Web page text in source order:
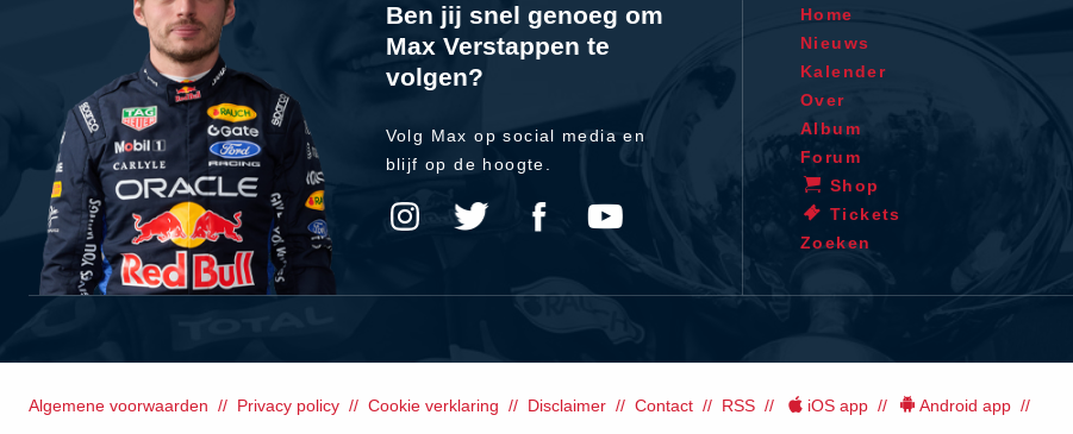
Ben jij snel genoeg om
Max Verstappen te
volgen?
Volg Max op social media en
blijf op de hoogte.
Home
Nieuws
Kalender
Over
Album
Forum
Shop
Tickets
Zoeken
Algemene voorwaarden Privacy policy Cookie verklaring Disclaimer Contact RSS iOS app Android app